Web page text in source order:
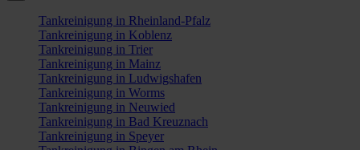
Tankreinigung in Rheinland-Pfalz
Tankreinigung in Koblenz
Tankreinigung in Trier
Tankreinigung in Mainz
Tankreinigung in Ludwigshafen
Tankreinigung in Worms
Tankreinigung in Neuwied
Tankreinigung in Bad Kreuznach
Tankreinigung in Speyer